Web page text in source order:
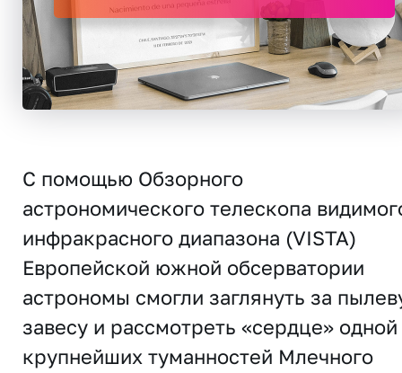
С помощью Обзорного
астрономического телескопа
инфракрасного диапазона (VISTA)
Европейской южной обсерватории
астрономы смогли заглянуть за
завесу и рассмотреть «сердце» одной
крупнейших туманностей Млечного